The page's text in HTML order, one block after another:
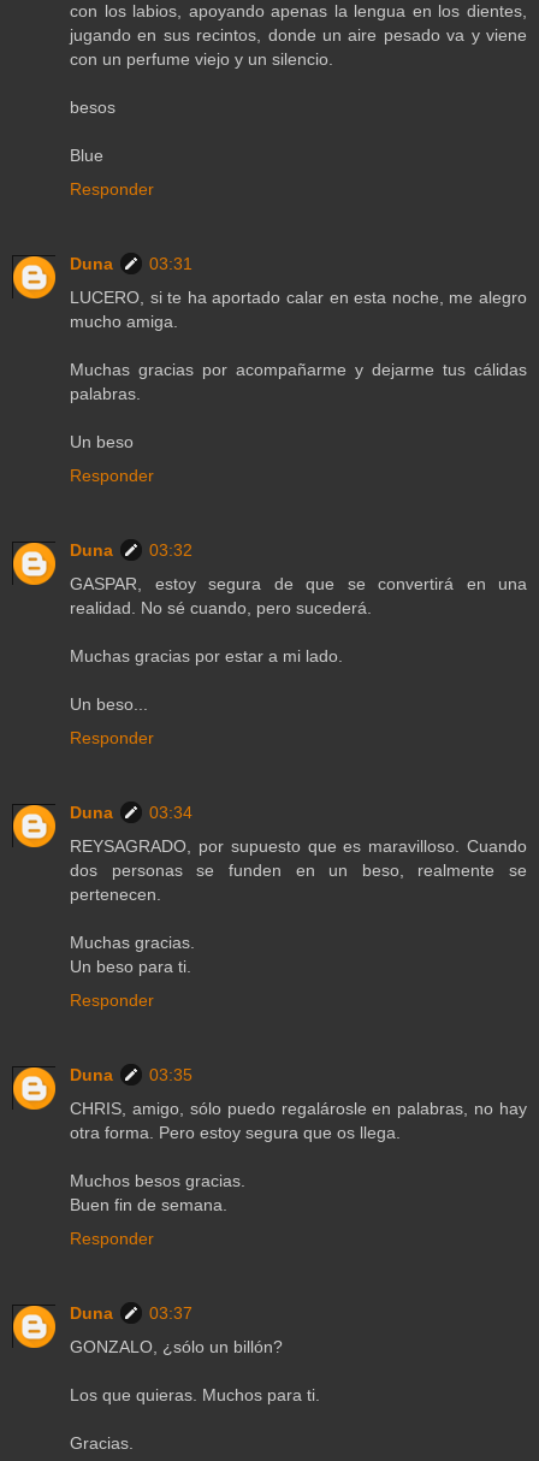
con los labios, apoyando apenas la lengua en los dientes,
jugando en sus recintos, donde un aire pesado va y viene
con un perfume viejo y un silencio.
besos
Blue
Responder
Duna
03:31
LUCERO, si te ha aportado calar en esta noche, me alegro
mucho amiga.
Muchas gracias por acompañarme y dejarme tus cálidas
palabras.
Un beso
Responder
Duna
03:32
GASPAR, estoy segura de que se convertirá en una
realidad. No sé cuando, pero sucederá.
Muchas gracias por estar a mi lado.
Un beso...
Responder
Duna
03:34
REYSAGRADO, por supuesto que es maravilloso. Cuando
dos personas se funden en un beso, realmente se
pertenecen.
Muchas gracias.
Un beso para ti.
Responder
Duna
03:35
CHRIS, amigo, sólo puedo regalárosle en palabras, no hay
otra forma. Pero estoy segura que os llega.
Muchos besos gracias.
Buen fin de semana.
Responder
Duna
03:37
GONZALO, ¿sólo un billón?
Los que quieras. Muchos para ti.
Gracias.